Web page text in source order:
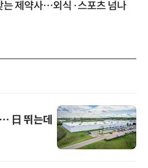
는 제약사…외식·스포츠 넘나
日 뛰는데